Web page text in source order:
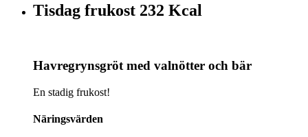
Tisdag frukost 232 Kcal
Havregrynsgröt med valnötter och bär
En stadig frukost!
Näringsvärden